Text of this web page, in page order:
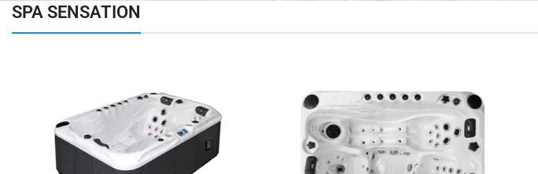
SPA SENSATION